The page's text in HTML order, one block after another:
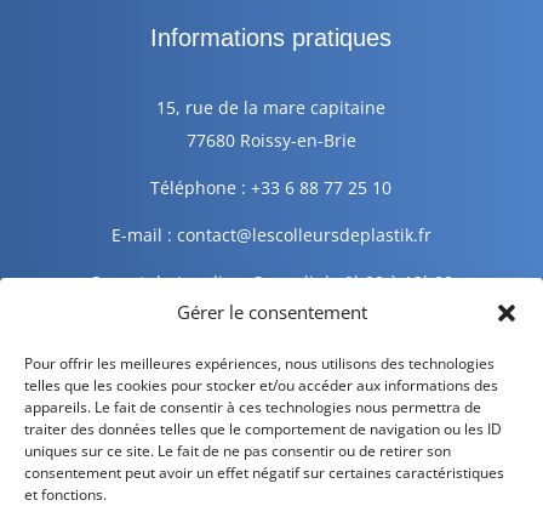
Gérer le consentement
Pour offrir les meilleures expériences, nous utilisons des technologies
telles que les cookies pour stocker et/ou accéder aux informations des
appareils. Le fait de consentir à ces technologies nous permettra de
traiter des données telles que le comportement de navigation ou les ID
uniques sur ce site. Le fait de ne pas consentir ou de retirer son
consentement peut avoir un effet négatif sur certaines caractéristiques
et fonctions.
Informations pratiques
15, rue de la mare capitaine
77680 Roissy-en-Brie
Téléphone : +33 6 88 77 25 10
E-mail : contact@lescolleursdeplastik.fr
Ouvert du Lundi au Samedi de 9h00 à 19h00
Informations légales
Mentions légales
Politique de confidentialité